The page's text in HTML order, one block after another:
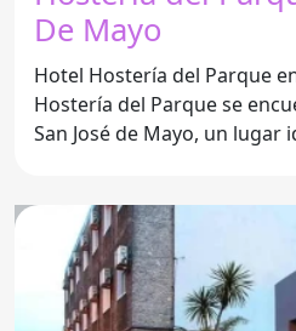
De Mayo
Hotel Hostería del Parque en
Hostería del Parque se
San José de Mayo, un